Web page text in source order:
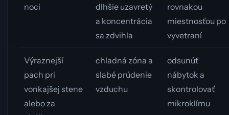
noci
dlhšie uzavretý
a koncentrácia
sa zdvihla
rovnakou
miestnosťou po
vyvetraní
Výraznejší
pach pri
vonkajšej stene
alebo za
chladná zóna a
slabé prúdenie
vzduchu
odsunúť
nábytok a
skontrolovať
mikroklímu